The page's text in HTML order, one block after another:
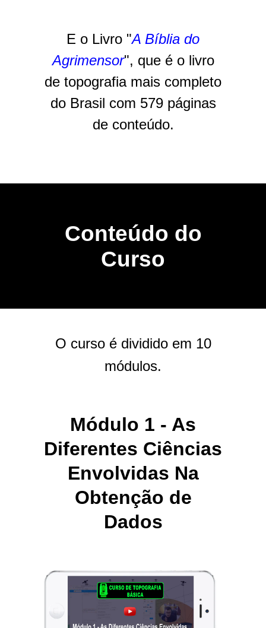
E o Livro "A Bíblia do
Agrimensor", que é o livro
de topografia mais completo
do Brasil com 579 páginas
de conteúdo.
Conteúdo do
Curso
O curso é dividido em 10
módulos.
Módulo 1 - As
Diferentes Ciências
Envolvidas Na
Obtenção de
Dados